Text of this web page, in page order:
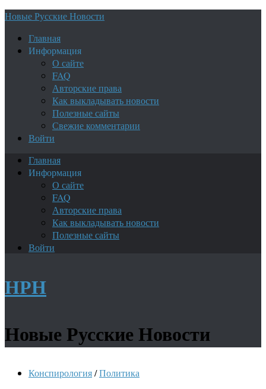
Новые Русские Новости
Главная
Информация
О сайте
FAQ
Авторские права
Как выкладывать новости
Полезные сайты
Свежие комментарии
Войти
Главная
Информация
О сайте
FAQ
Авторские права
Как выкладывать новости
Полезные сайты
Войти
НРН
Новые Русские Новости
Конспирология/Политика